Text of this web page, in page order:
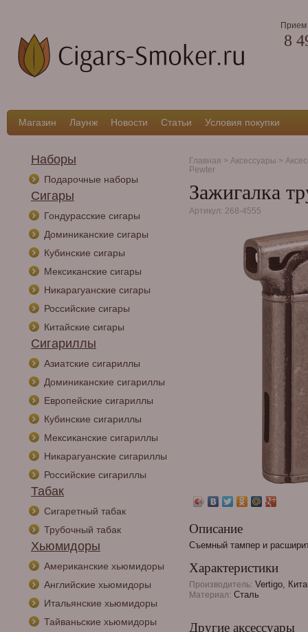
Прием
8
Магазин Лаунж Новости Статьи Условия покупки
Наборы
Подарочные наборы
Сигары
Гондурасские сигары
Доминиканские сигары
Кубинские сигары
Мексиканские сигары
Никарагуанские сигары
Российские сигары
Китайские сигары
Сигариллы
Азиатские сигариллы
Доминиканские сигариллы
Европейские сигариллы
Кубинские сигариллы
Мексиканские сигариллы
Никарагуанские сигариллы
Российские сигариллы
Табак
Сигаретный табак
Трубочный табак
Хьюмидоры
Американские хьюмидоры
Английские хьюмидоры
Итальянские хьюмидоры
Тайваньские хьюмидоры
Главная > Аксессуары >
Pewter
Зажигалка
Артикул: 268-4555
Описание
Съемный тампер и
Характеристики
Производитель: Vertigo,
Материал: Сталь
Другие аксессуары